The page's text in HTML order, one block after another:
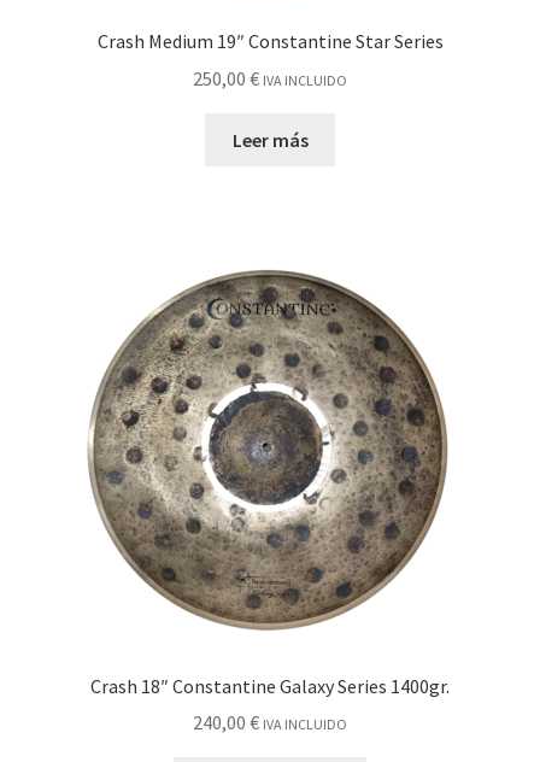
Crash Medium 19″ Constantine Star Series
250,00 € IVA INCLUIDO
Leer más
Crash 18″ Constantine Galaxy Series 1400gr.
240,00 € IVA INCLUIDO